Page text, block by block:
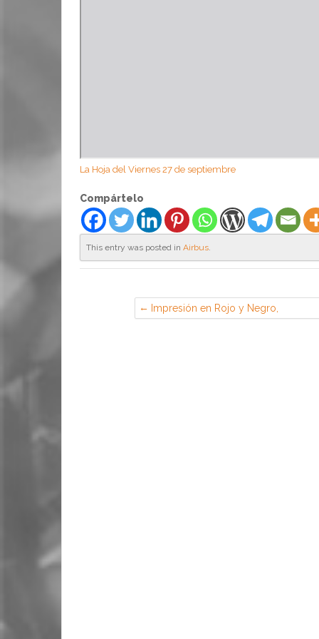
La Hoja del Viernes 27 de septiembre
Compártelo
This entry was posted in Airbus.
Impresión en Rojo y Negro,
Septiembre 2019 (Sección Sindical